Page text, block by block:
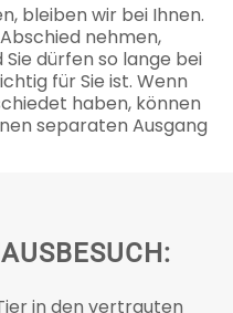
bleiben wir bei Ihnen.
nehmen,
dürfen so lange bei
für Sie ist. Wenn
haben, können
separaten Ausgang
in den vertrauten